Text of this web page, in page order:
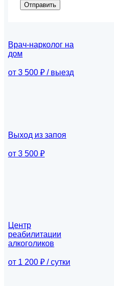
Отправить
Врач-нарколог на
дом
от 3 500 ₽ / выезд
Выход из запоя
от 3 500 ₽
Центр
реабилитации
алкоголиков
от 1 200 ₽ / сутки